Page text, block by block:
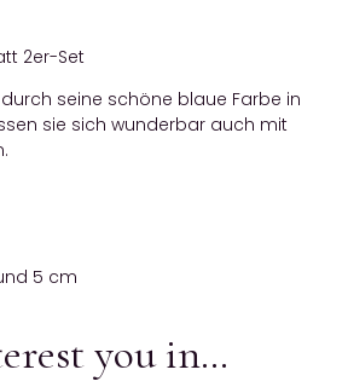
2er-Set
seine schöne blaue Farbe in
sie sich wunderbar auch mit
5 cm
you in…